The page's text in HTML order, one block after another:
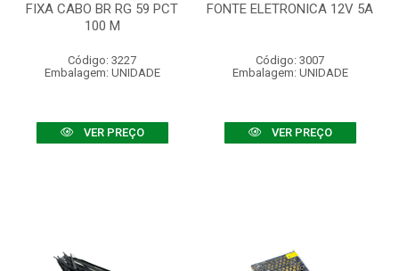
FIXA CABO BR RG 59 PCT
100 M
Código: 3227
Embalagem: UNIDADE
VER PREÇO
FONTE ELETRONICA 12V 5A
Código: 3007
Embalagem: UNIDADE
VER PREÇO